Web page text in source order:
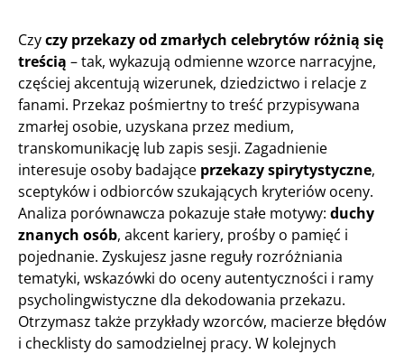
Czyczy przekazy od zmarłych celebrytów różnią się
treścią – tak, wykazują odmienne wzorce narracyjne,
częściej akcentują wizerunek, dziedzictwo i relacje z
fanami. Przekaz pośmiertny to treść przypisywana
zmarłej osobie, uzyskana przez medium,
transkomunikację lub zapis sesji. Zagadnienie
interesuje osoby badające przekazy spirytystyczne,
sceptyków i odbiorców szukających kryteriów oceny.
Analiza porównawcza pokazuje stałe motywy: duchy
znanych osób, akcent kariery, prośby o pamięć i
pojednanie. Zyskujesz jasne reguły rozróżniania
tematyki, wskazówki do oceny autentyczności i ramy
psycholingwistyczne dla dekodowania przekazu.
Otrzymasz także przykłady wzorców, macierze błędów
i checklisty do samodzielnej pracy. W kolejnych